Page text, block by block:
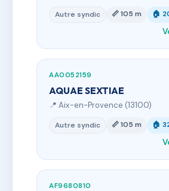
Autre syndic 📏 105 m 🏠
AA0052159
AQUAE SEXTIAE
📍 Aix-en-Provence (13100)
Autre syndic 📏 105 m 🏠
AF9680810